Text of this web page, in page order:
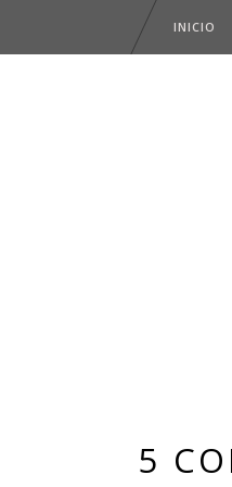
INICIO
5